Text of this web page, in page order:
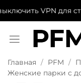
VPN для
Главная PFM
Женские парки с